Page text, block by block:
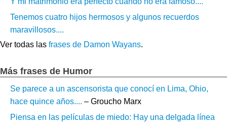
Tenemos cuatro hijos hermosos y algunos recuerdos
maravillosos....
Ver todas las frases de Damon Wayans.
Más frases de Humor
Se parece a un ascensorista que conocí en Lima, Ohio,
hace quince años.... – Groucho Marx
Piensa en las películas de miedo: Hay una delgada línea